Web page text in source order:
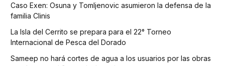
Caso Exen: Osuna y Tomljenovic asumieron la defensa de la
familia Clinis
La Isla del Cerrito se prepara para el 22° Torneo
Internacional de Pesca del Dorado
Sameep no hará cortes de agua a los usuarios por las obras